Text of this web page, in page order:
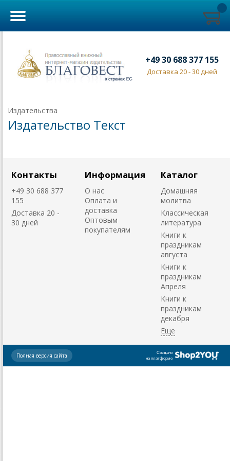
+49 30 688 377 155
Доставка 20 - 30 дней
Издательства
Издательство Текст
Контакты
+49 30 688 377
155
Доставка 20 -
30 дней
Информация
О нас
Оплата и
доставка
Оптовым
покупателям
Каталог
Домашняя
молитва
Классическая
литература
Книги к
праздникам
августа
Книги к
праздникам
Апреля
Книги к
праздникам
декабря
Создано
на платформе
Полная версия сайта